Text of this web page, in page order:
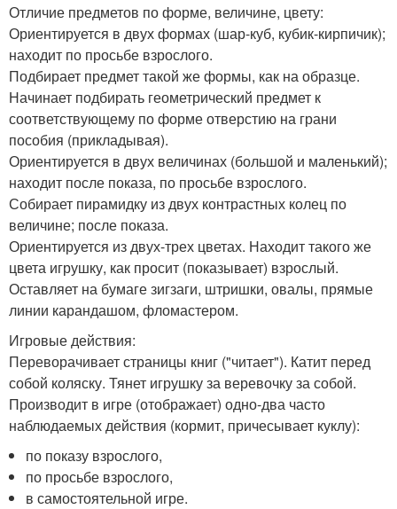
Отличие предметов по форме, величине, цвету:
Ориентируется в двух формах (шар-куб, кубик-кирпичик);
находит по просьбе взрослого.
Подбирает предмет такой же формы, как на образце.
Начинает подбирать геометрический предмет к
соответствующему по форме отверстию на грани
пособия (прикладывая).
Ориентируется в двух величинах (большой и маленький);
находит после показа, по просьбе взрослого.
Собирает пирамидку из двух контрастных колец по
величине; после показа.
Ориентируется из двух-трех цветах. Находит такого же
цвета игрушку, как просит (показывает) взрослый.
Оставляет на бумаге зигзаги, штришки, овалы, прямые
линии карандашом, фломастером.
Игровые действия:
Переворачивает страницы книг ("читает"). Катит перед
собой коляску. Тянет игрушку за веревочку за собой.
Производит в игре (отображает) одно-два часто
наблюдаемых действия (кормит, причесывает куклу):
по показу взрослого,
по просьбе взрослого,
в самостоятельной игре.